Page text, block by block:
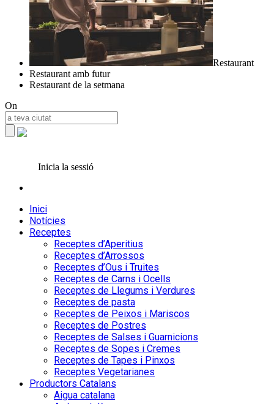
Restaurant
Restaurant amb futur
Restaurant de la setmana
On
Inicia la sessió
Inici
Notícies
Receptes
Receptes d’Aperitius
Receptes d’Arrossos
Receptes d’Ous i Truites
Receptes de Carns i Ocells
Receptes de Llegums i Verdures
Receptes de pasta
Receptes de Peixos i Mariscos
Receptes de Postres
Receptes de Salses i Guarnicions
Receptes de Sopes i Cremes
Receptes de Tapes i Pinxos
Receptes Vegetarianes
Productors Catalans
Aigua catalana